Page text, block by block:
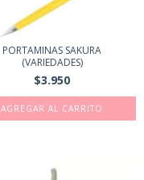
PORTAMINAS SAKURA
(VARIEDADES)
$3.950
AGREGAR AL CARRITO